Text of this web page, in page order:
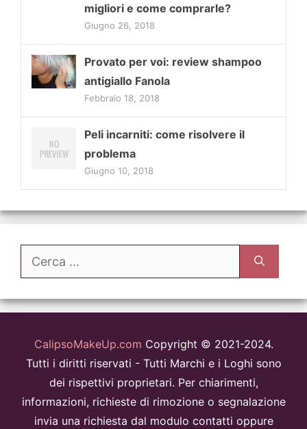
migliori e come comprarle?
Giugno 26, 2018
Provato per voi: review shampoo
antigiallo Fanola
Febbraio 18, 2018
Peli incarniti: come risolvere il
problema
Giugno 10, 2018
Ricerca
CalipsoMakeUp.com Copyright © 2021-2024.
Tutti i diritti riservati - Tutti Marchi e i Loghi sono
dei rispettivi proprietari. Per chiarimenti,
informazioni, richieste di rimozione o segnalazione
invia una richiesta dal modulo contatti oppure